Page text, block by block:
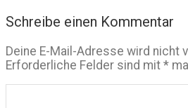
Schreibe einen Kommentar
Deine E-Mail-Adresse wird nicht
Erforderliche Felder sind mit *